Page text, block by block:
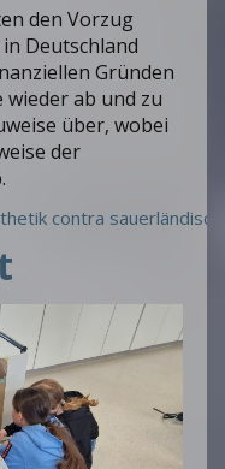
den Vorzug
Deutschland
Gründen
wieder ab und zu
über, wobei
der
contra